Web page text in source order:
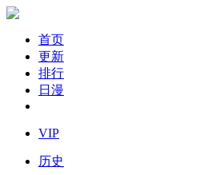
首页
更新
排行
日漫
VIP
历史